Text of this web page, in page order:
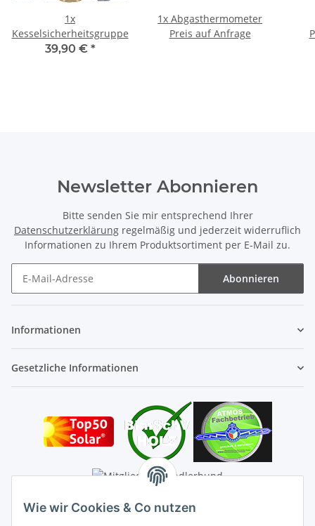
Wie wir Cookies & Co nutzen
1x
Kesselsicherheitsgruppe
39,90 € *
1x Abgasthermometer
Preis auf Anfrage
Newsletter Abonnieren
Bitte senden Sie mir entsprechend Ihrer
Datenschutzerklärung regelmäßig und jederzeit widerruflich
Informationen zu Ihrem Produktsortiment per E-Mail zu.
Abonnieren
Informationen
Gesetzliche Informationen